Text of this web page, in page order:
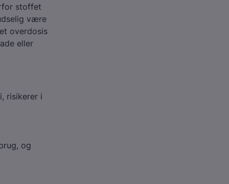
stoffet
være
overdosis
eller
risikerer i
og